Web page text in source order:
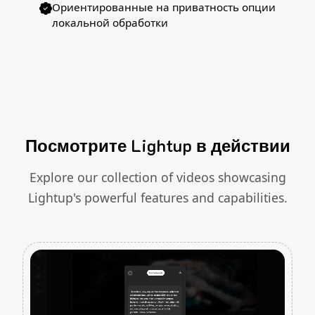
Ориентированные на приватность опции
локальной обработки
Посмотрите Lightup в действии
Explore our collection of videos showcasing
Lightup's powerful features and capabilities.